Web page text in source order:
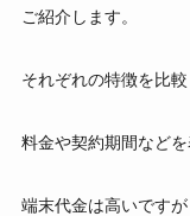
ご紹介します。
それぞれの特徴を比
料金や契約期間などを
端末代金は高いです